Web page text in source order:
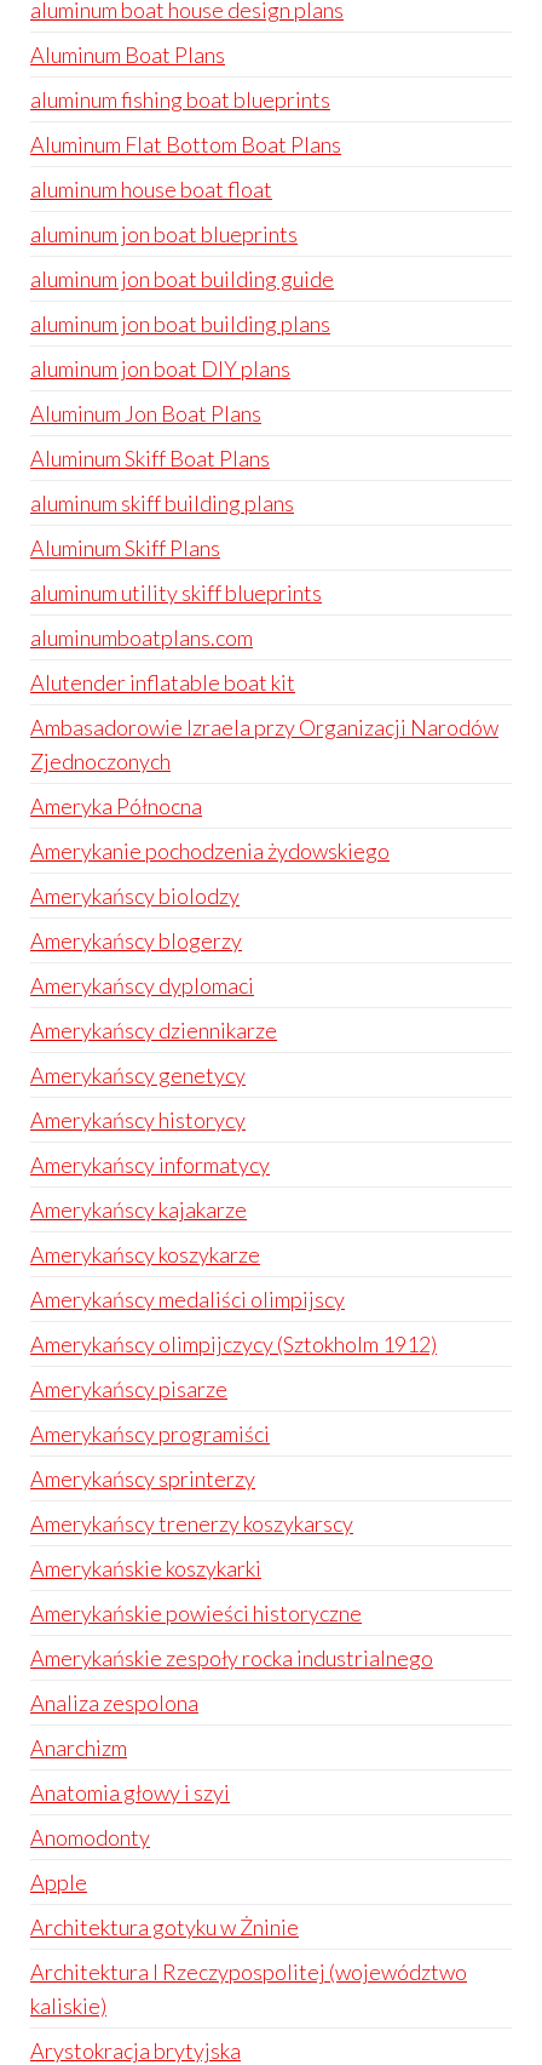
aluminum boat house design plans
Aluminum Boat Plans
aluminum fishing boat blueprints
Aluminum Flat Bottom Boat Plans
aluminum house boat float
aluminum jon boat blueprints
aluminum jon boat building guide
aluminum jon boat building plans
aluminum jon boat DIY plans
Aluminum Jon Boat Plans
Aluminum Skiff Boat Plans
aluminum skiff building plans
Aluminum Skiff Plans
aluminum utility skiff blueprints
aluminumboatplans.com
Alutender inflatable boat kit
Ambasadorowie Izraela przy Organizacji Narodów
Zjednoczonych
Ameryka Północna
Amerykanie pochodzenia żydowskiego
Amerykańscy biolodzy
Amerykańscy blogerzy
Amerykańscy dyplomaci
Amerykańscy dziennikarze
Amerykańscy genetycy
Amerykańscy historycy
Amerykańscy informatycy
Amerykańscy kajakarze
Amerykańscy koszykarze
Amerykańscy medaliści olimpijscy
Amerykańscy olimpijczycy (Sztokholm 1912)
Amerykańscy pisarze
Amerykańscy programiści
Amerykańscy sprinterzy
Amerykańscy trenerzy koszykarscy
Amerykańskie koszykarki
Amerykańskie powieści historyczne
Amerykańskie zespoły rocka industrialnego
Analiza zespolona
Anarchizm
Anatomia głowy i szyi
Anomodonty
Apple
Architektura gotyku w Żninie
Architektura I Rzeczypospolitej (województwo
kaliskie)
Arystokracja brytyjska